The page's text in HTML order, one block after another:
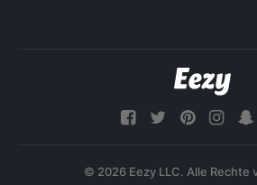
© 2026 Eezy LLC. Alle Rechte